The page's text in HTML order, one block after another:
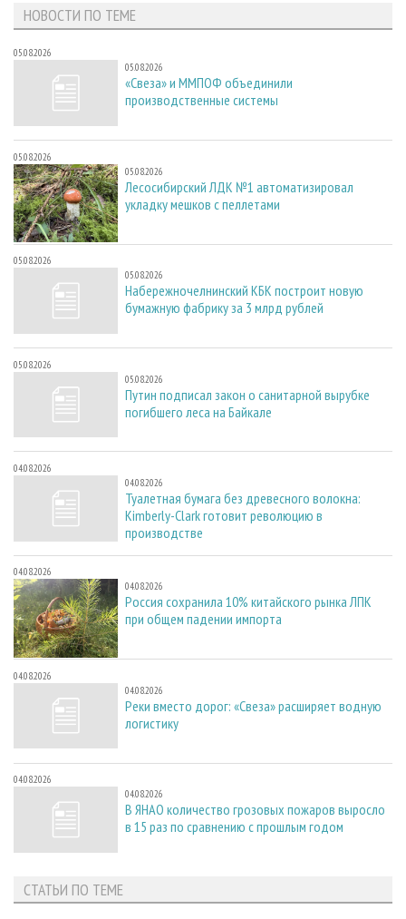
СУШКА ДРЕВЕСИНЫ
ДЕРЕВЯННОЕ ДОМОСТРОЕНИЕ
ПРОИЗВОДСТВО МЕБЕЛИ
БИОЭНЕРГЕТИКА
ЦБП
ИНСТРУМЕНТ И МАТЕРИАЛЫ
ПЕРСОНЫ
ОФИЦИАЛЬНЫЕ ДЕЛЕГАЦИИ
ПРИОРИТЕТНЫЕ ИНВЕСТПРОЕКТЫ
ГАЗЕТА ЛЕСПРОМФОРУМ
БИБЛИОТЕКА СПЕЦИАЛИСТА
КОНТАКТЫ
РЕКЛАМА
РЕКЛАМА НА САЙТЕ
НОВОСТИ ПО ТЕМЕ
05.08.2026
05.08.2026
«Свеза» и ММПОФ объединили
производственные системы
05.08.2026
05.08.2026
Лесосибирский ЛДК №1 автоматизировал
укладку мешков с пеллетами
05.08.2026
05.08.2026
Набережночелнинский КБК построит новую
бумажную фабрику за 3 млрд рублей
05.08.2026
05.08.2026
Путин подписал закон о санитарной вырубке
погибшего леса на Байкале
04.08.2026
04.08.2026
Туалетная бумага без древесного волокна:
Kimberly-Clark готовит революцию в
производстве
04.08.2026
04.08.2026
Россия сохранила 10% китайского рынка ЛПК
при общем падении импорта
04.08.2026
04.08.2026
Реки вместо дорог: «Свеза» расширяет водную
логистику
04.08.2026
04.08.2026
В ЯНАО количество грозовых пожаров выросло
в 15 раз по сравнению с прошлым годом
СТАТЬИ ПО ТЕМЕ